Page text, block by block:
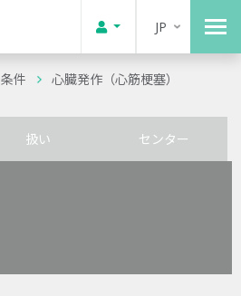
JP
条件 心臓発作（心筋梗塞）
扱い センター